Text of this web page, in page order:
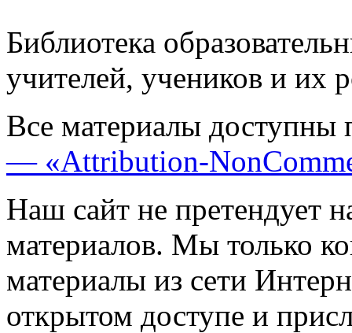
Библиотека
учителей, учеников и их
Все материалы доступны
— «Attribution-
Наш сайт не претендует
материалов. Мы только
материалы из сети
открытом доступе и